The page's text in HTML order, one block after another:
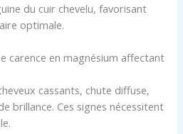
du cuir chevelu, favorisant
optimale.
carence en magnésium affectant
cassants, chute diffuse,
brillance. Ces signes nécessitent